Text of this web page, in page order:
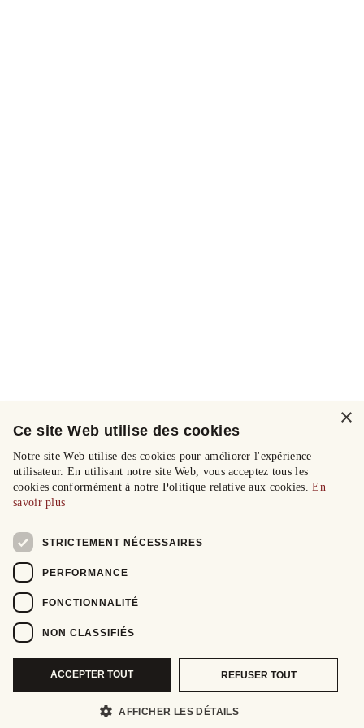
×
Ce site Web utilise des cookies
Notre site Web utilise des cookies pour améliorer l'expérience
utilisateur. En utilisant notre site Web, vous acceptez tous les
cookies conformément à notre Politique relative aux cookies.En
savoir plus
STRICTEMENT NÉCESSAIRES
PERFORMANCE
FONCTIONNALITÉ
NON CLASSIFIÉS
ACCEPTER TOUT REFUSER TOUT
AFFICHER LES DÉTAILS